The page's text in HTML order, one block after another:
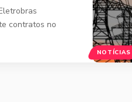
NOTÍCIAS
contratos no